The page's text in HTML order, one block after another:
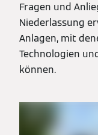
Fragen und
Niederlassung
Anlagen, mit
Technologien
können.